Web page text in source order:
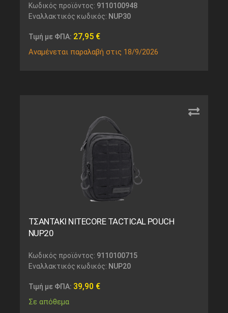
Κωδικός προϊόντος: 9110100948
Εναλλακτικός κωδικός: NUP30
Τιμή με ΦΠΑ: 27,95 €
Αναμένεται παραλαβή στις 18/9/2026
ΤΣΑΝΤΑΚΙ NITECORE TACTICAL POUCH
NUP20
Κωδικός προϊόντος: 9110100715
Εναλλακτικός κωδικός: NUP20
Τιμή με ΦΠΑ: 39,90 €
Σε απόθεμα